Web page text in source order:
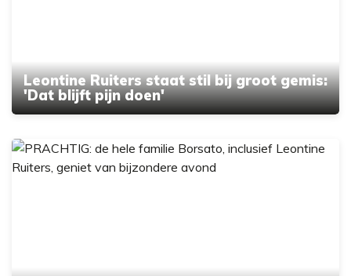
Leontine Ruiters staat stil bij groot gemis:
'Dat blijft pijn doen'